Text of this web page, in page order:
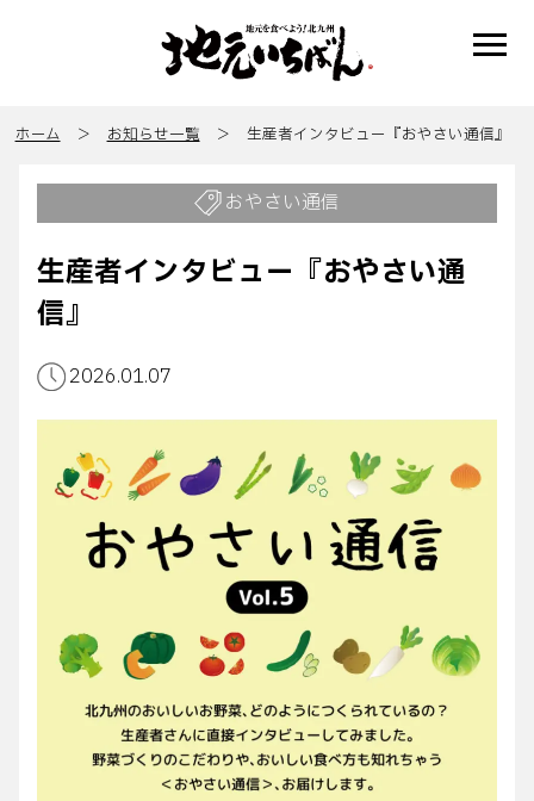
ホーム ＞ お知らせ一覧 ＞ 生産者インタビュー『おやさい通信』
おやさい通信
生産者インタビュー『おやさい通
信』
2026.01.07